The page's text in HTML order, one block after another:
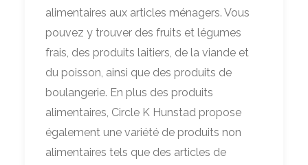
alimentaires aux articles ménagers. Vous
pouvez y trouver des fruits et légumes
frais, des produits laitiers, de la viande et
du poisson, ainsi que des produits de
boulangerie. En plus des produits
alimentaires, Circle K Hunstad propose
également une variété de produits non
alimentaires tels que des articles de